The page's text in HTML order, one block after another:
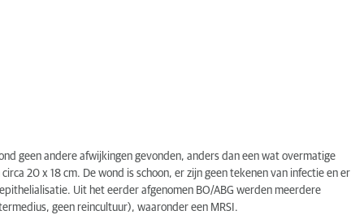
geen andere afwijkingen gevonden, anders dan een wat overmatige
20 x 18 cm. De wond is schoon, er zijn geen tekenen van infectie en er
Uit het eerder afgenomen BO/ABG werden meerdere
geen reincultuur), waaronder een MRSI.